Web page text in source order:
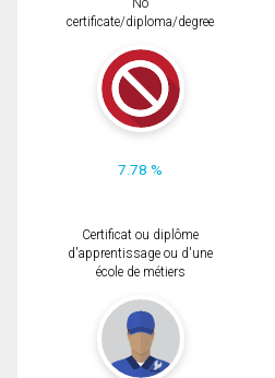
No
certificate/diploma/degree
7.78 %
Certificat ou diplôme
d'apprentissage ou d'une
école de métiers